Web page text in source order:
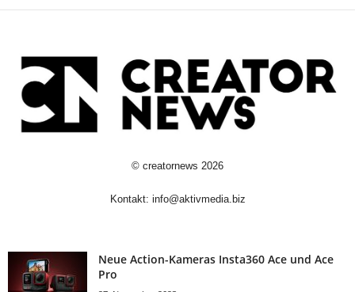
© creatornews 2026
Kontakt: info@aktivmedia.biz
Neue Action-Kameras Insta360 Ace und Ace
Pro